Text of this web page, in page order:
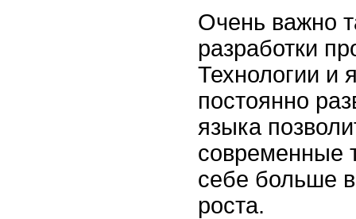
Очень важно
разработки
Технологии и
постоянно
языка
современные
себе больше
роста.